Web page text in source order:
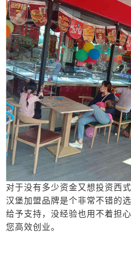
对于没有多少资金又想投资西
汉堡加盟品牌是个非常不错的
给予支持，没经验也用不着担
您高效创业。